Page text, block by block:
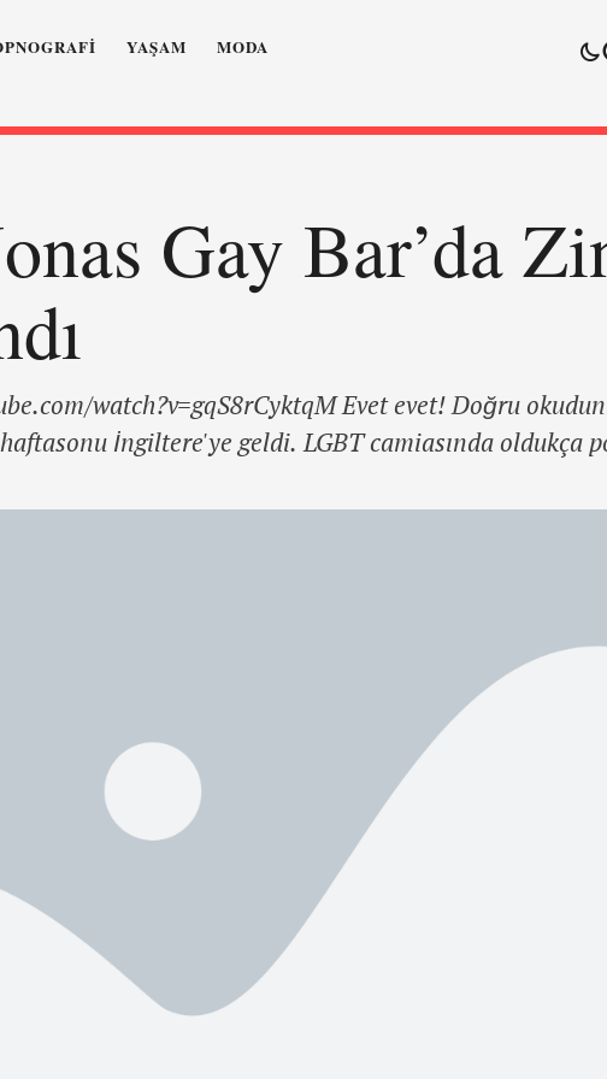
YAŞAM MODA
Gay Bar’da
watch?v=gqS8rCyktqM Evet evet! Doğru
İngiltere'ye geldi. LGBT camiasında oldukça
seslendiren Jonas, kulübün dansçıları